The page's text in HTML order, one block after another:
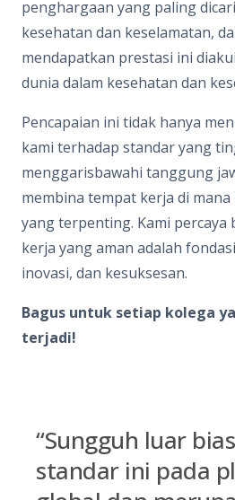
penghargaan yang paling
kesehatan dan keselamatan,
mendapatkan prestasi ini
dunia dalam kesehatan dan
Pencapaian ini tidak hanya
kami terhadap standar yang
menggarisbawahi tanggung
membina tempat kerja di
yang terpenting. Kami percaya
kerja yang aman adalah
inovasi, dan kesuksesan.
Bagus untuk setiap kolega
terjadi!
“Sungguh luar
standar ini pada